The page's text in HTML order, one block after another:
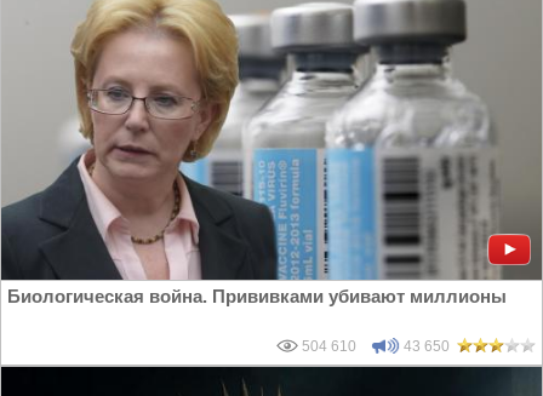
Биологическая война. Прививками убивают миллионы
504 610 43 650